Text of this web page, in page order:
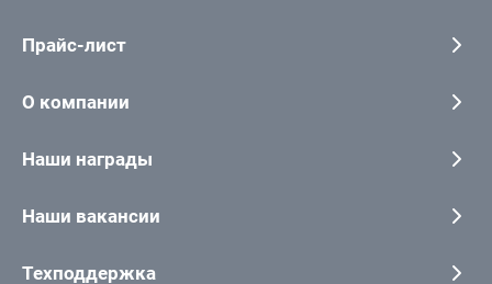
Прайс-лист
О компании
Наши награды
Наши вакансии
Техподдержка